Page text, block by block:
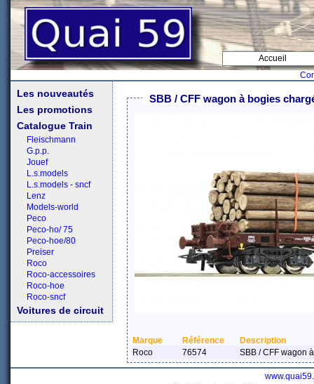
Accueil
Les nouveautés
Les promotions
Catalogue Train
Fleischmann
G.p.p.
Jouef
L.s.models
L.s.models - sncf
Lenz
Models-world
Peco
Peco-ho/ 75
Peco-hoe/80
Preiser
Roco
Roco-accessoires
Roco-hoe
Roco-sncf
Voitures de circuit
SBB / CFF wagon à bogies
Marque Référence
Description
Roco
76574 SBB / CFF wagon